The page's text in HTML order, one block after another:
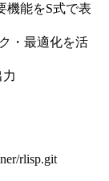
機能をS式で表
・最適化を活
rlisp.git